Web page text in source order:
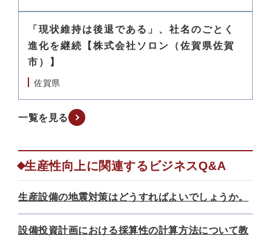
「現状維持は後退である」、社名のごとく
進化を継続【株式会社ソロン（佐賀県佐賀
市）】
佐賀県
一覧を見る
生産性向上に関連するビジネスQ&A
生産設備の地震対策はどうすればよいでしょうか。
設備投資計画における採算性の計算方法について教